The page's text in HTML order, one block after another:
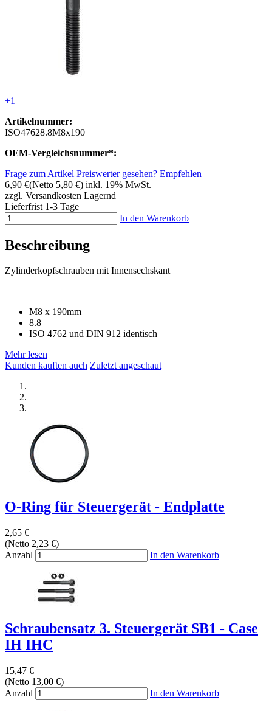
+1
Artikelnummer:
ISO47628.8M8x190
OEM-Vergleichsnummer*:
Frage zum Artikel Preiswerter gesehen? Empfehlen
6,90 €(Netto 5,80 €) inkl. 19% MwSt.
zzgl. Versandkosten Lagernd
Lieferfrist 1-3 Tage
In den Warenkorb
Beschreibung
Zylinderkopfschrauben mit Innensechskant
M8 x 190mm
8.8
ISO 4762 und DIN 912 identisch
Mehr lesen
Kunden kauften auch Zuletzt angeschaut
O-Ring für Steuergerät - Endplatte
2,65 €
(Netto 2,23 €)
Anzahl
In den Warenkorb
Schraubensatz 3. Steuergerät SB1 - Case
IH IHC
15,47 €
(Netto 13,00 €)
Anzahl
In den Warenkorb